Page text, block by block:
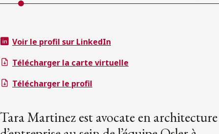
Voir le profil sur LinkedIn
Télécharger la carte virtuelle
Télécharger le profil
Tara Martinez est avocate en architecture